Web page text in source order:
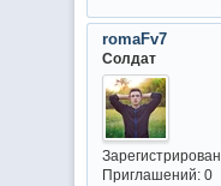
romaFv7
Солдат
Зарегистрирован
Приглашений:0